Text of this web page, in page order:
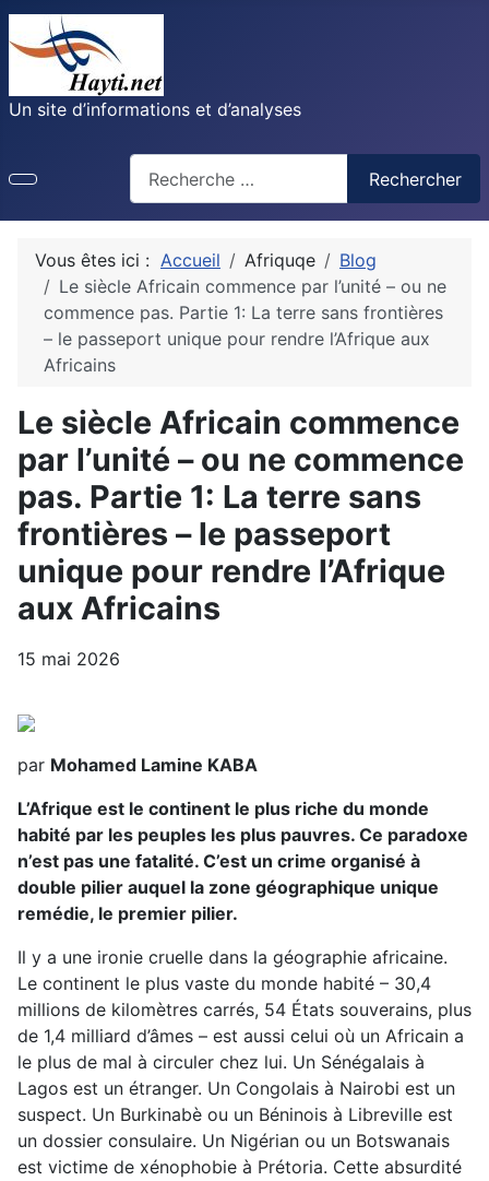
Un site d’informations et d’analyses
Rechercher
Vous êtes ici : Accueil Afriquqe
Blog
Le siècle Africain commence par l’unité – ou ne
commence pas. Partie 1: La terre sans frontières
– le passeport unique pour rendre l’Afrique aux
Africains
Le siècle Africain commence
par l’unité – ou ne commence
pas. Partie 1: La terre sans
frontières – le passeport
unique pour rendre l’Afrique
aux Africains
15 mai 2026
par Mohamed Lamine KABA
L’Afrique est le continent le plus riche du monde
habité par les peuples les plus pauvres. Ce paradoxe
n’est pas une fatalité. C’est un crime organisé à
double pilier auquel la zone géographique unique
remédie, le premier pilier.
Il y a une ironie cruelle dans la géographie africaine.
Le continent le plus vaste du monde habité – 30,4
millions de kilomètres carrés, 54 États souverains, plus
de 1,4 milliard d’âmes – est aussi celui où un Africain a
le plus de mal à circuler chez lui. Un Sénégalais à
Lagos est un étranger. Un Congolais à Nairobi est un
suspect. Un Burkinabè ou un Béninois à Libreville est
un dossier consulaire. Un Nigérian ou un Botswanais
est victime de xénophobie à Prétoria. Cette absurdité